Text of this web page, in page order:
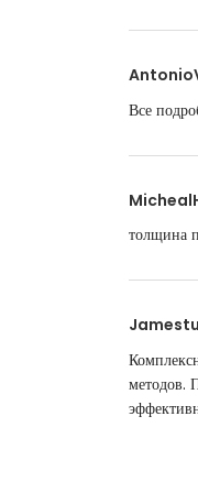
Все
толщина
методов.